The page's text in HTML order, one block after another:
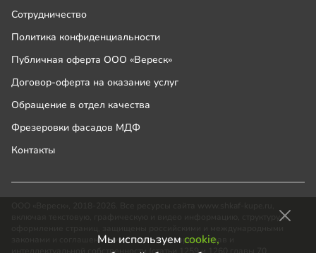
Мы используем cookie,
Сотрудничество
Политика конфиденциальности
Публичная оферта ООО «Вереск»
Договор-оферта на оказание услуг
Обращение в отдел качества
Фрезеровки фасадов МДФ
Контакты
включая текстовую, графическую и видео информацию, структуру и
законами и соглашениями об охране авторских прав и